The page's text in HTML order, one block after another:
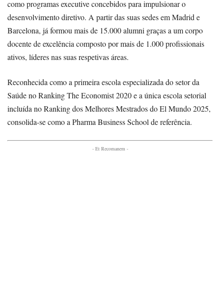
como programas executive concebidos para impulsionar o
desenvolvimento diretivo. A partir das suas sedes em Madrid e
Barcelona, já formou mais de 15.000 alumni graças a um corpo
docente de excelência composto por mais de 1.000 profissionais
ativos, líderes nas suas respetivas áreas.
Reconhecida como a primeira escola especializada do setor da
Saúde no Ranking The Economist 2020 e a única escola setorial
incluída no Ranking dos Melhores Mestrados do El Mundo 2025,
consolida-se como a Pharma Business School de referência.
- Et Recomanem -